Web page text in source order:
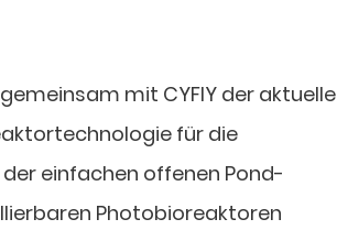
mit CYFIY der aktuelle
für die
einfachen offenen Pond-
Photobioreaktoren